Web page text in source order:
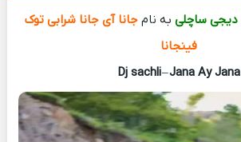
دیجی ساچلی به نام جانا آی جانا شرابی توک
فینجانا
Dj sachli–Jana Ay Jana